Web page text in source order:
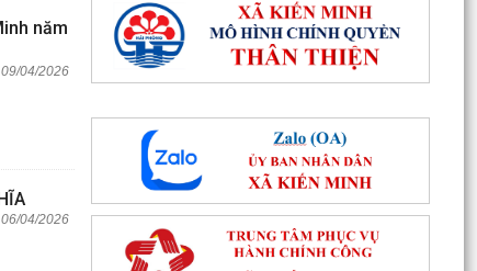
năm
09/04/2026
06/04/2026